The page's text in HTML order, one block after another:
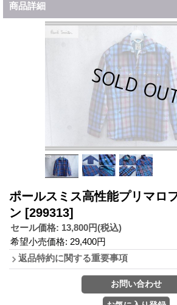
商品詳細
ポールスミス高性能プリマロ
ン [299313]
セール価格: 13,800円(税込)
希望小売価格: 29,400円
返品特約に関する重要事項